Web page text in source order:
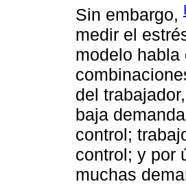
Sin embargo,
medir el
modelo habla
del
baja
control;
control; y por
muchas